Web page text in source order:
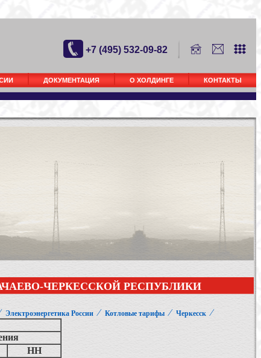
+7 (495) 532-09-82
ДОКУМЕНТАЦИЯ О ХОЛДИНГЕ КОНТАКТЫ
ЧЕРКЕССКОЙ РЕСПУБЛИКИ
Электроэнергетика России ⁄ Котловые тарифы ⁄ Черкесск ⁄
НН